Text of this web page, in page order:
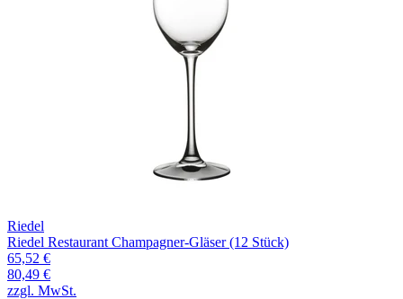
Riedel
Riedel Restaurant Champagner-Gläser (12 Stück)
65,52 €
80,49 €
zzgl. MwSt.